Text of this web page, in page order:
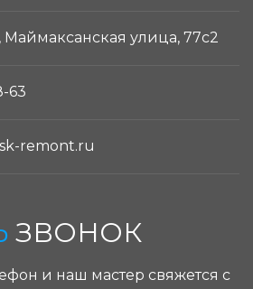
Маймаксанская улица, 77с2
63
remont.ru
ЗВОНОК
и наш мастер свяжется с